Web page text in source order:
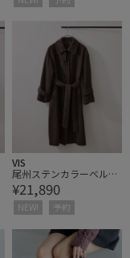
VIS
尾州ステンカラーベルテ
ッドコート/静電気防
止・WEB限定サイズ
¥21,890
NEW! 予約